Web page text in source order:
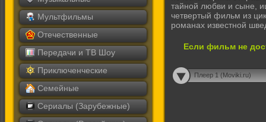
Мультфильмы
Отечественные
Передачи и ТВ Шоу
Приключенческие
Семейные
Сериалы (Зарубежные)
тайной любви и сыне,
четвертый фильм из
романах известной
Если фильм не
Плеер 1 (Moviki.ru)